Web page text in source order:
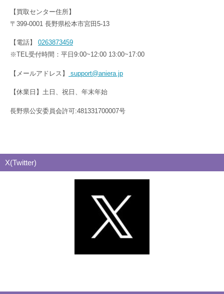
【買取センター住所】
〒399-0001 長野県松本市宮田5-13
【電話】 0263873459
※TEL受付時間：平日9:00~12:00 13:00~17:00
【メールアドレス】 support@aniera.jp
【休業日】土日、祝日、年末年始
長野県公安委員会許可:481331700007号
X(Twitter)